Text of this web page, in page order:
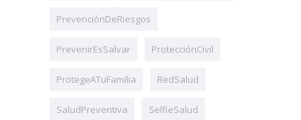
PrevenciónDeRiesgos
PrevenirEsSalvar ProtecciónCivil
ProtegeATuFamilia RedSalud
SaludPreventiva SelfieSalud